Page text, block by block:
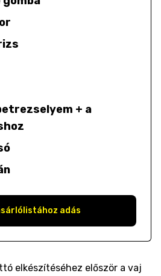
+ a
adás
elkészítéséhez először a vaj